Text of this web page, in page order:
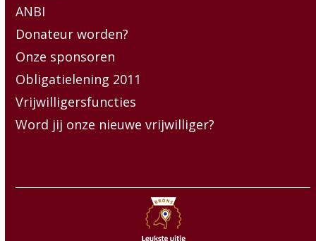
ANBI
Donateur worden?
Onze sponsoren
Obligatielening 2011
Vrijwilligersfuncties
Word jij onze nieuwe vrijwilliger?